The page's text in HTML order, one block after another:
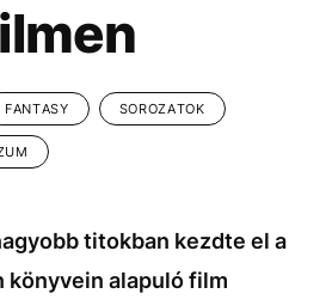
DESIGN
ARCOK
FANTASY SOROZATOK
titokban kezdte el a
könyvein alapuló film